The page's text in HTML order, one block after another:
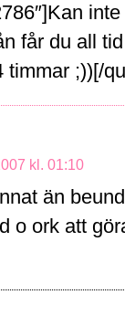
får du all
timmar ;))[/
kl. 01:10
än
o ork att